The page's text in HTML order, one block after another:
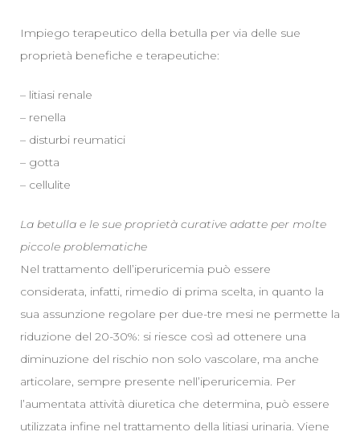
Impiego terapeutico della betulla per via delle sue
proprietà benefiche e terapeutiche:
– litiasi renale
– renella
– disturbi reumatici
– gotta
– cellulite
La betulla e le sue proprietà curative adatte per molte
piccole problematiche
Nel trattamento dell’iperuricemia può essere
considerata, infatti, rimedio di prima scelta, in quanto la
sua assunzione regolare per due-tre mesi ne permette la
riduzione del 20-30%: si riesce così ad ottenere una
diminuzione del rischio non solo vascolare, ma anche
articolare, sempre presente nell’iperuricemia. Per
l’aumentata attività diuretica che determina, può essere
utilizzata infine nel trattamento della litiasi urinaria. Viene